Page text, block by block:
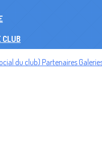
CLUB
du club) Partenaires